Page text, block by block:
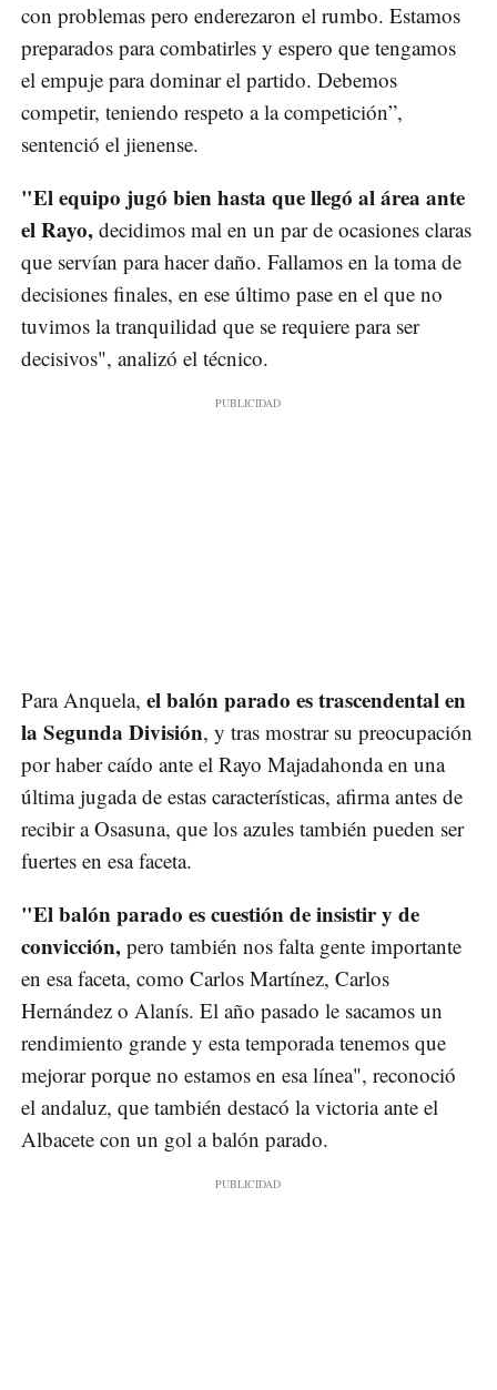
con problemas pero enderezaron el rumbo. Estamos
preparados para combatirles y espero que tengamos
el empuje para dominar el partido. Debemos
competir, teniendo respeto a la competición”,
sentenció el jienense.
"El equipo jugó bien hasta que llegó al área ante
el Rayo, decidimos mal en un par de ocasiones claras
que servían para hacer daño. Fallamos en la toma de
decisiones finales, en ese último pase en el que no
tuvimos la tranquilidad que se requiere para ser
decisivos", analizó el técnico.
Para Anquela, el balón parado es trascendental en
la Segunda División, y tras mostrar su preocupación
por haber caído ante el Rayo Majadahonda en una
última jugada de estas características, afirma antes de
recibir a Osasuna, que los azules también pueden ser
fuertes en esa faceta.
"El balón parado es cuestión de insistir y de
convicción, pero también nos falta gente importante
en esa faceta, como Carlos Martínez, Carlos
Hernández o Alanís. El año pasado le sacamos un
rendimiento grande y esta temporada tenemos que
mejorar porque no estamos en esa línea", reconoció
el andaluz, que también destacó la victoria ante el
Albacete con un gol a balón parado.